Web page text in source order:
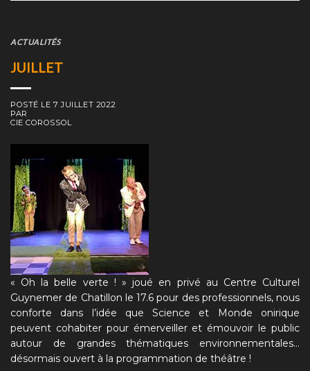
ACTUALITÉS
JUILLET
POSTÉ LE7 JUILLET 2022
PAR
CIE COROSSOL
« Oh la belle verte ! » joué en privé au Centre Culturel
Guynemer de Chatillon le 17.6 pour des professionnels, nous
conforte dans l’idée que Science et Monde onirique
peuvent cohabiter pour émerveiller et émouvoir le public
autour de grandes thématiques environnementales…
désormais ouvert à la programmation de théâtre !